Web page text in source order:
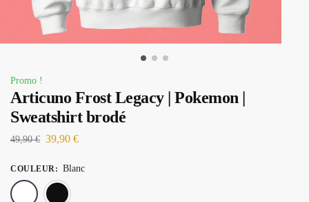
Promo !
Articuno Frost Legacy | Pokemon |
Sweatshirt brodé
49,90€ 39,90 €
COULEUR : Blanc